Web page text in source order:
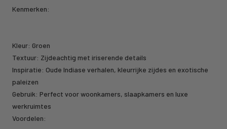
Kenmerken:
Kleur: Groen
Textuur: Zijdeachtig met iriserende details
Inspiratie: Oude Indiase verhalen, kleurrijke zijdes en exotische
paleizen
Gebruik: Perfect voor woonkamers, slaapkamers en luxe
werkruimtes
Voordelen: